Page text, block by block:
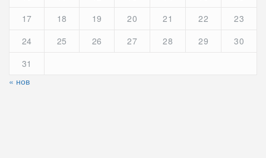
17
18 19 20 21 22
23
24
25 26 27 28 29
30
31
« нов